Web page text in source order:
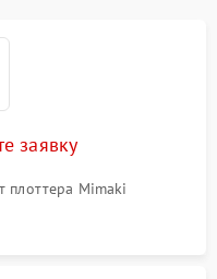
заявку
плоттера Mimaki